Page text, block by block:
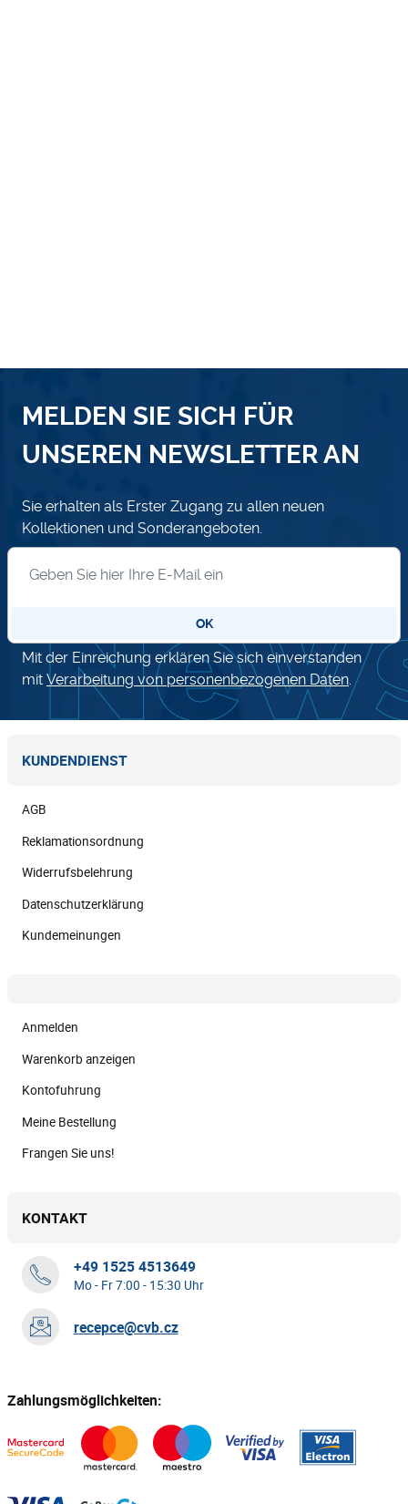
MELDEN SIE SICH FÜR
UNSEREN NEWSLETTER AN
Sie erhalten als Erster Zugang zu allen neuen
Kollektionen und Sonderangeboten.
OK
Mit der Einreichung erklären Sie sich einverstanden
mit Verarbeitung von personenbezogenen Daten.
KUNDENDIENST
AGB
Reklamationsordnung
Widerrufsbelehrung
Datenschutzerklärung
Kundemeinungen
Anmelden
Warenkorb anzeigen
Kontofuhrung
Meine Bestellung
Frangen Sie uns!
KONTAKT
+49 1525 4513649
Mo - Fr 7:00 - 15:30 Uhr
recepce@cvb.cz
Zahlungsmöglichkeiten: